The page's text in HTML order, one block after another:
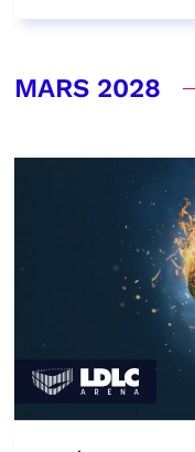
MARS 2028